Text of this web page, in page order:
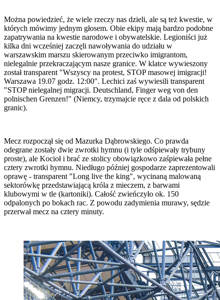
Można powiedzieć, że wiele rzeczy nas dzieli, ale są też kwestie, w
których mówimy jednym głosem. Obie ekipy mają bardzo podobne
zapatrywania na kwestie narodowe i obywatelskie. Legioniści już
kilka dni wcześniej zaczęli nawoływania do udziału w
warszawskim marszu skierowanym przeciwko imigrantom,
nielegalnie przekraczającym nasze granice. W klatce wywieszony
został transparent "Wszyscy na protest, STOP masowej imigracji!
Warszawa 19.07 godz. 12:00". Lechici zaś wywiesili transparent
"STOP nielegalnej migracji. Deutschland, Finger weg von den
polnischen Grenzen!" (Niemcy, trzymajcie ręce z dala od polskich
granic).
Mecz rozpoczął się od Mazurka Dąbrowskiego. Co prawda
odegrane zostały dwie zwrotki hymnu (i tyle odśpiewały trybuny
proste), ale Kocioł i brać ze stolicy obowiązkowo zaśpiewała pełne
cztery zwrotki hymnu. Niedługo później gospodarze zaprezentowali
oprawę - transparent "Long live the king", wycinaną malowaną
sektorówkę przedstawiającą króla z mieczem, z barwami
klubowymi w tle (kartoniki). Całość zwieńczyło ok. 150
odpalonych po bokach rac. Z powodu zadymienia murawy, sędzie
przerwał mecz na cztery minuty.